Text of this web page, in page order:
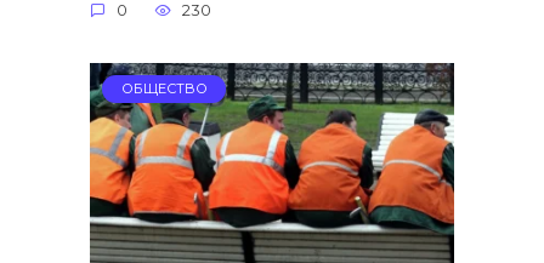
0 230
ОБЩЕСТВО